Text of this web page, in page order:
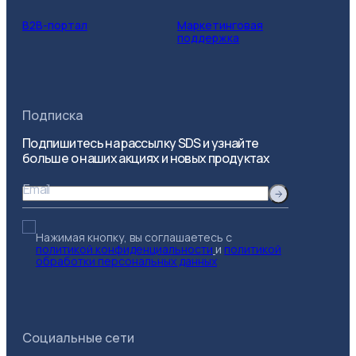
B2B-портал
Маркетинговая
поддержка
Подписка
Подпишитесь на рассылку SDS и узнайте
больше о наших акциях и новых продуктах
Email
Нажимая кнопку, вы соглашаетесь с
политикой конфиденциальности и политикой
обработки персональных данных
Социальные сети